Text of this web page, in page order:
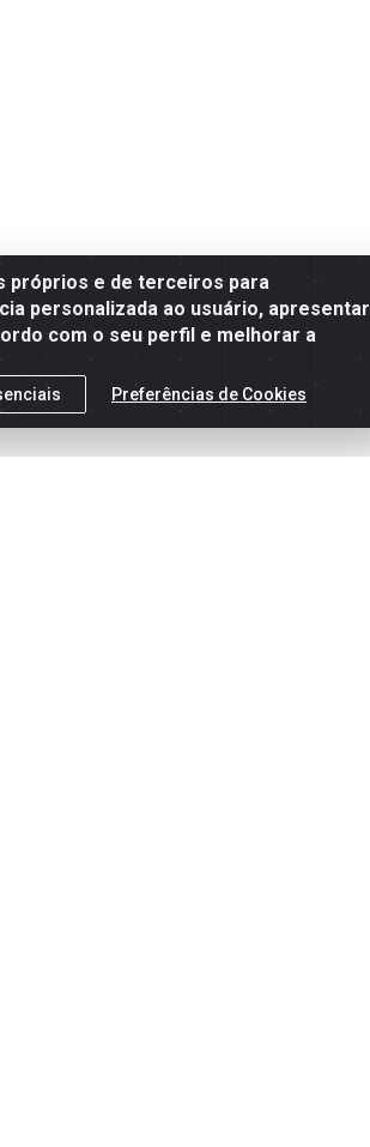
próprios e de terceiros para
personalizada ao usuário, apresentar
com o seu perfil e melhorar a
Preferências de Cookies